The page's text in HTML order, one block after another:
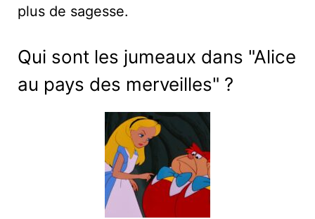
plus de sagesse.
Qui sont les jumeaux dans "Alice
au pays des merveilles" ?